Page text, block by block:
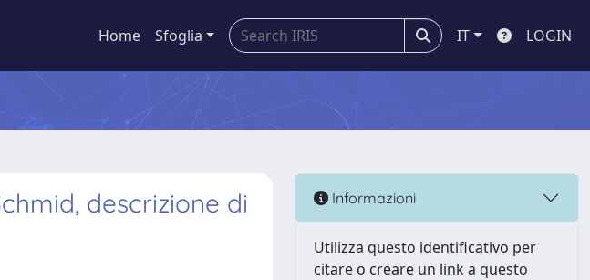
Home Sfoglia IT LOGIN
descrizione di
Informazioni
Utilizza questo identificativo per
citare o creare un link a questo